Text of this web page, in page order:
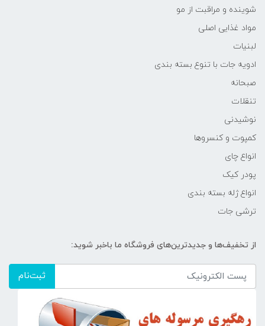
شوینده و مراقبت از مو
مواد غذایی اصلی
لبنیات
ادویه جات با تنوع بسته بندی
صبحانه
تنقلات
نوشیدنی
کمپوت و کنسروها
انواع چای
پودر کیک
انواع ژله بسته بندی
ترشی جات
از تخفیف‌ها و جدیدترین‌های فروشگاه ما باخبر شوید:
ثبت‌نام